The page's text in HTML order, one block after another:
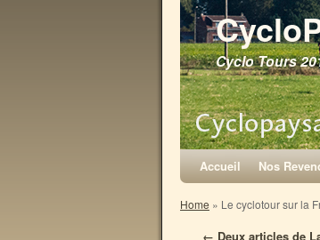
Cyclo Tours
Accueil Nos
Home » Le cyclotour sur la
← Deux articles de